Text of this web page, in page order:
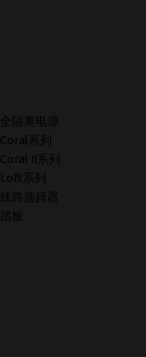
全隔离电源
Coral系列
Coral II系列
Loft系列
线路选择器
踏板